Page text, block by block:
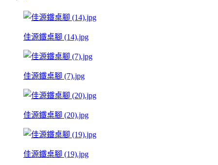
佳源鐵桌腳 (14).jpg
佳源鐵桌腳 (7).jpg
佳源鐵桌腳 (20).jpg
佳源鐵桌腳 (19).jpg